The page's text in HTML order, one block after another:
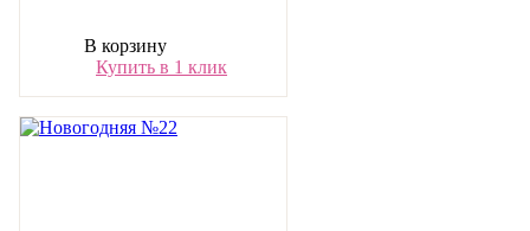
В корзину
Купить в 1 клик